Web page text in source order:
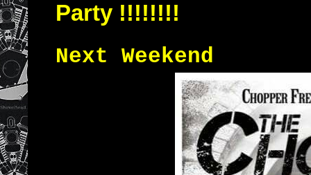
Party !!!!!!!!
Next Weekend